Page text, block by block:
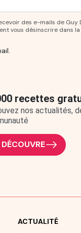
à notre newsletter.
des e-mails de
vous désinscrire dans
recettes
nos actualités,
ACTUALITÉ